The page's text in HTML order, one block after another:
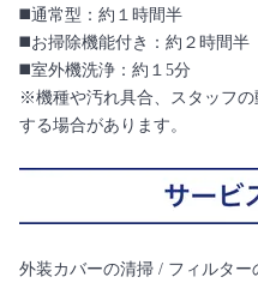
◼️通常型：約１時間半
◼️お掃除機能付き：約２時間半
◼️室外機洗浄：約１5分
※機種や汚れ具合、スタッフ
する場合があります。
外装カバーの清掃 / フィルタ